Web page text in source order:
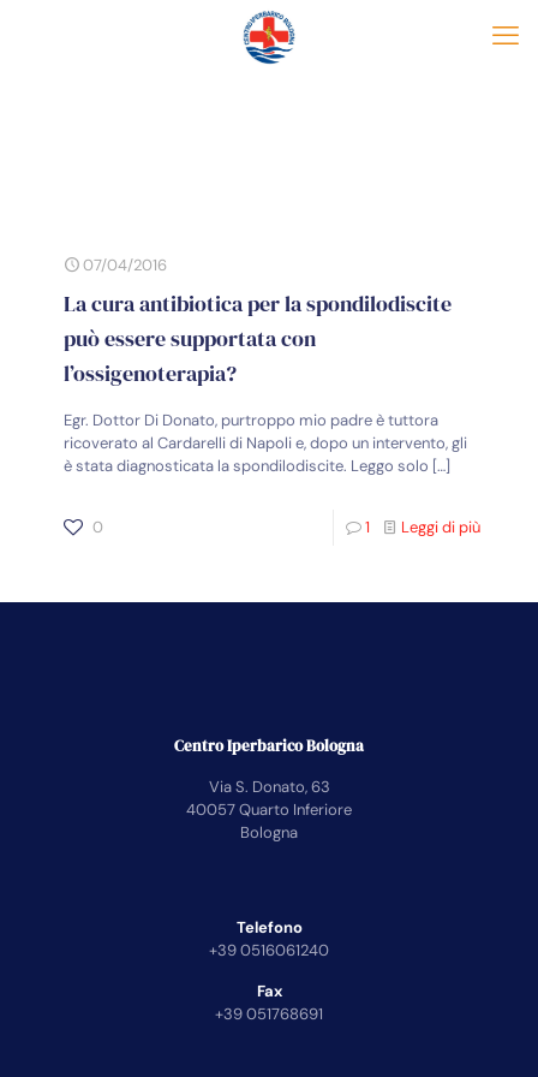
07/04/2016
La cura antibiotica per la spondilodiscite
può essere supportata con
l’ossigenoterapia?
Egr. Dottor Di Donato, purtroppo mio padre è tuttora
ricoverato al Cardarelli di Napoli e, dopo un intervento, gli
è stata diagnosticata la spondilodiscite. Leggo solo […]
0 1 Leggi di più
Centro Iperbarico Bologna
Via S. Donato, 63
40057 Quarto Inferiore
Bologna
Telefono
+39 0516061240
Fax
+39 051768691